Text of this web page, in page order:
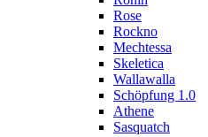
Rose
Rockno
Mechtessa
Skeletica
Wallawalla
Schöpfung 1.0
Athene
Sasquatch